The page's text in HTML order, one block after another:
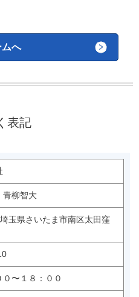
へ
表記
柳智大
玉県さいたま市南区太田窪
〜１８：００